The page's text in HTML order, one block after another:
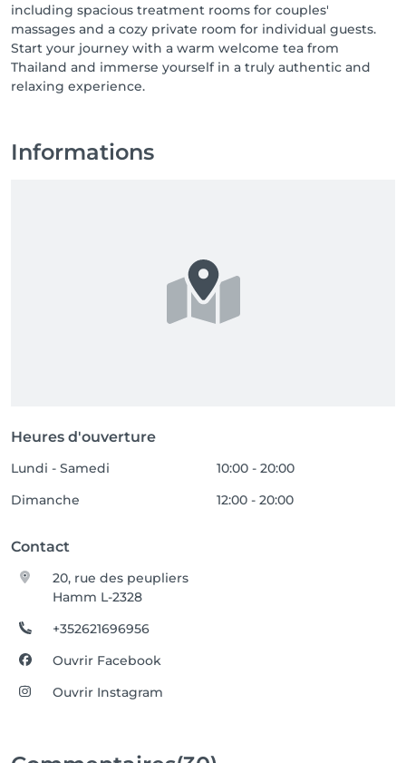
including spacious treatment rooms for couples'
massages and a cozy private room for individual guests.
Start your journey with a warm welcome tea from
Thailand and immerse yourself in a truly authentic and
relaxing experience.
Informations
Heures d'ouverture
Lundi - Samedi
10:00 - 20:00
Dimanche
12:00 - 20:00
Contact
20, rue des peupliers
Hamm L-2328
+352621696956
Ouvrir Facebook
Ouvrir Instagram